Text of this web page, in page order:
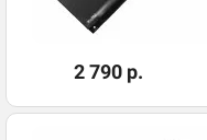
2 790 р.